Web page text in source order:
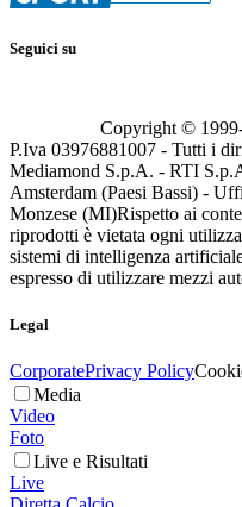
Seguici su
Copyright ©
P.Iva 03976881007 - Tutti i
Mediamond S.p.A. - RTI
Amsterdam (Paesi Bassi) -
Monzese (MI)Rispetto ai
riprodotti è vietata ogni
sistemi di intelligenza
espresso di utilizzare mezzi
Legal
CorporatePrivacy Policy
Media
Video
Foto
Live e Risultati
Live